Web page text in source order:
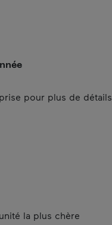
pour plus de détails
la plus chère